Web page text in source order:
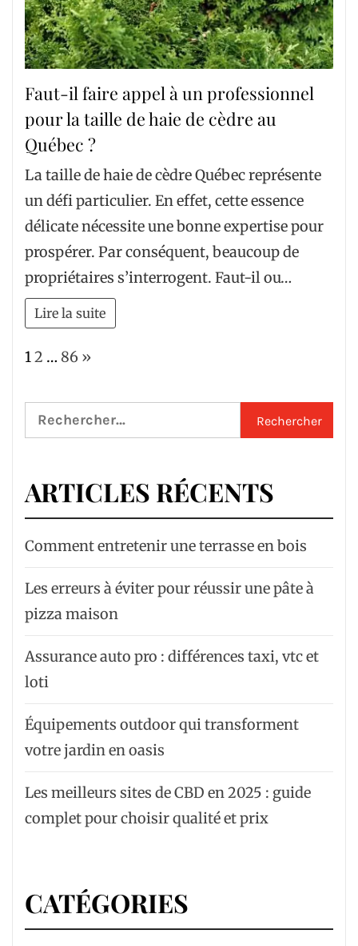
Faut-il faire appel à un professionnel
pour la taille de haie de cèdre au
Québec ?
La taille de haie de cèdre Québec représente
un défi particulier. En effet, cette essence
délicate nécessite une bonne expertise pour
prospérer. Par conséquent, beaucoup de
propriétaires s’interrogent. Faut-il ou…
Lire la suite
Page:
12 … 86 Next
»
Rechercher :
ARTICLES RÉCENTS
Comment entretenir une terrasse en bois
Les erreurs à éviter pour réussir une pâte à
pizza maison
Assurance auto pro : différences taxi, vtc et
loti
Équipements outdoor qui transforment
votre jardin en oasis
Les meilleurs sites de CBD en 2025 : guide
complet pour choisir qualité et prix
CATÉGORIES